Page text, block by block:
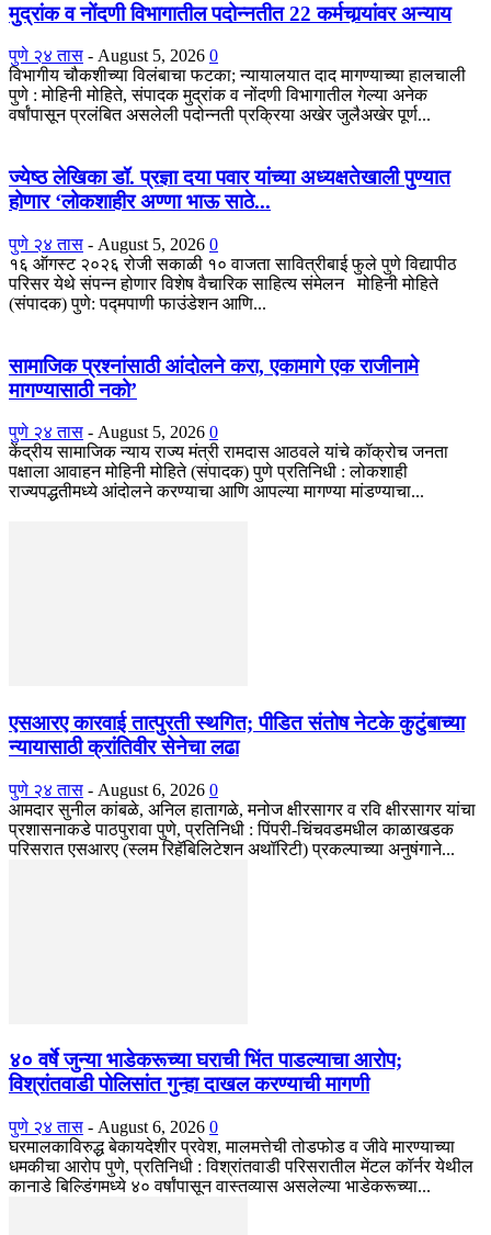
मुद्रांक व नोंदणी विभागातील पदोन्नतीत 22 कर्मचार्‍यांवर अन्याय
पुणे २४ तास - August 5, 2026 0
विभागीय चौकशीच्या विलंबाचा फटका; न्यायालयात दाद मागण्याच्या हालचाली
पुणे : मोहिनी मोहिते, संपादक मुद्रांक व नोंदणी विभागातील गेल्या अनेक
वर्षांपासून प्रलंबित असलेली पदोन्नती प्रक्रिया अखेर जुलैअखेर पूर्ण...
ज्येष्ठ लेखिका डॉ. प्रज्ञा दया पवार यांच्या अध्यक्षतेखाली पुण्यात
होणार ‘लोकशाहीर अण्णा भाऊ साठे...
पुणे २४ तास - August 5, 2026 0
१६ ऑगस्ट २०२६ रोजी सकाळी १० वाजता सावित्रीबाई फुले पुणे विद्यापीठ
परिसर येथे संपन्न होणार विशेष वैचारिक साहित्य संमेलन मोहिनी मोहिते
(संपादक) पुणे: पद्मपाणी फाउंडेशन आणि...
सामाजिक प्रश्नांसाठी आंदोलने करा, एकामागे एक राजीनामे
मागण्यासाठी नको’
पुणे २४ तास - August 5, 2026 0
केंद्रीय सामाजिक न्याय राज्य मंत्री रामदास आठवले यांचे कॉक्रोच जनता
पक्षाला आवाहन मोहिनी मोहिते (संपादक) पुणे प्रतिनिधी : लोकशाही
राज्यपद्धतीमध्ये आंदोलने करण्याचा आणि आपल्या मागण्या मांडण्याचा...
एसआरए कारवाई तात्पुरती स्थगित; पीडित संतोष नेटके कुटुंबाच्या
न्यायासाठी क्रांतिवीर सेनेचा लढा
पुणे २४ तास - August 6, 2026 0
आमदार सुनील कांबळे, अनिल हातागळे, मनोज क्षीरसागर व रवि क्षीरसागर यांचा
प्रशासनाकडे पाठपुरावा पुणे, प्रतिनिधी : पिंपरी-चिंचवडमधील काळाखडक
परिसरात एसआरए (स्लम रिहॅबिलिटेशन अथॉरिटी) प्रकल्पाच्या अनुषंगाने...
४० वर्षे जुन्या भाडेकरूच्या घराची भिंत पाडल्याचा आरोप;
विश्रांतवाडी पोलिसांत गुन्हा दाखल करण्याची मागणी
पुणे २४ तास - August 6, 2026 0
घरमालकाविरुद्ध बेकायदेशीर प्रवेश, मालमत्तेची तोडफोड व जीवे मारण्याच्या
धमकीचा आरोप पुणे, प्रतिनिधी : विश्रांतवाडी परिसरातील मेंटल कॉर्नर येथील
कानाडे बिल्डिंगमध्ये ४० वर्षांपासून वास्तव्यास असलेल्या भाडेकरूच्या...